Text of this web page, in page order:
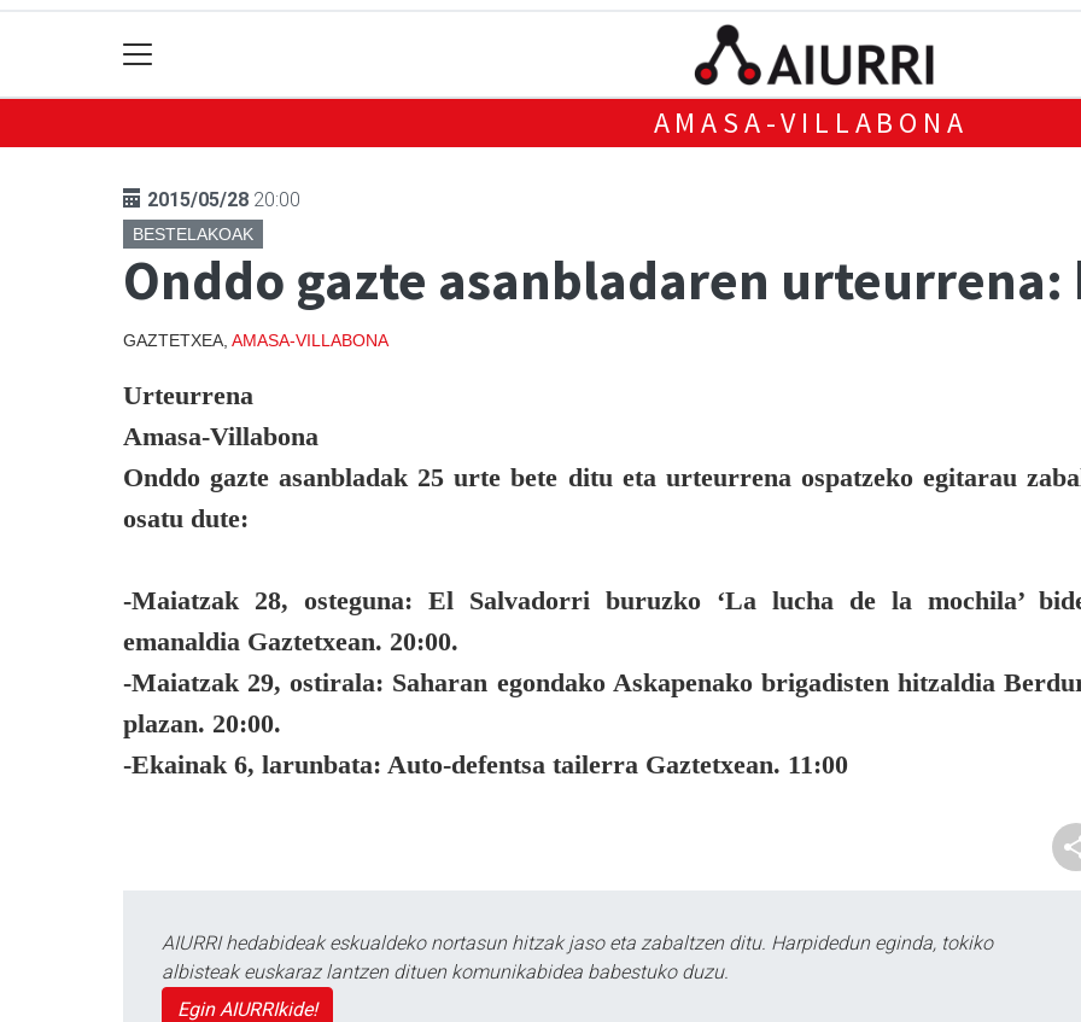
AMASA-VILLABONA
2015/05/28 20:00
BESTELAKOAK
Onddo gazte asanbladaren urteurrena:
GAZTETXEA, AMASA-VILLABONA
Urteurrena
Amasa-Villabona
Onddo gazte asanbladak 25 urte bete ditu eta urteurrena ospatzeko egitarau
osatu dute:
-Maiatzak 28, osteguna: El Salvadorri buruzko ‘La lucha de la mochila’
emanaldia Gaztetxean. 20:00.
-Maiatzak 29, ostirala: Saharan egondako Askapenako brigadisten hitzaldia
plazan. 20:00.
-Ekainak 6, larunbata: Auto-defentsa tailerra Gaztetxean. 11:00
AIURRI hedabideak eskualdeko nortasun hitzak jaso eta zabaltzen ditu. Harpidedun eginda, tokiko
albisteak euskaraz lantzen dituen komunikabidea babestuko duzu.
Egin AIURRIkide!